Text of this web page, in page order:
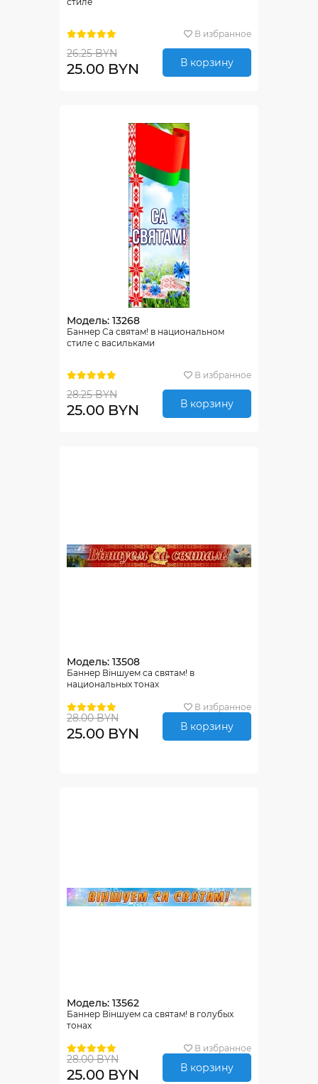
В избранное
26.25 BYN
25.00 BYN В корзину
Модель: 13268
Баннер Са святам! в национальном
стиле с васильками
В избранное
28.25 BYN
25.00 BYN В корзину
Модель: 13508
Баннер Віншуем са святам! в
национальных тонах
В избранное
28.00 BYN
25.00 BYN В корзину
Модель: 13562
Баннер Віншуем са святам! в голубых
тонах
В избранное
28.00 BYN
25.00 BYN В корзину